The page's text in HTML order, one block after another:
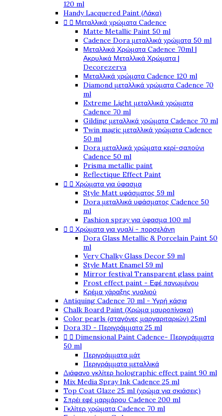
120 ml
Handy Lacquered Paint (Λάκα)
  Μεταλλικά χρώματα Cadence
Matte Metallic Paint 50 ml
Cadence Dora μεταλλικά χρώματα 50 ml
Μεταλλικά Χρώματα Cadence 70ml |
Ακρυλικά Μεταλλικά Χρώματα |
Decorezerva
Μεταλλικά χρώματα Cadence 120 ml
Diamond μεταλλικά χρώματα Cadence 70
ml
Extreme Light μεταλλικά χρώματα
Cadence 70 ml
Gilding μεταλλικά χρώματα Cadence 70 ml
Twin magic μεταλλικά χρώματα Cadence
50 ml
Dora μεταλλικά χρώματα κερί-σαπούνι
Cadence 50 ml
Prisma metallic paint
Reflectique Effect Paint
  Χρώματα για ύφασμα
Style Matt υφάσματος 59 ml
Dora μεταλλικά υφάσματος Cadence 50
ml
Fashion spray για ύφασμα 100 ml
  Χρώματα για γυαλί - πορσελάνη
Dora Glass Metallic & Porcelain Paint 50
ml
Very Chalky Glass Decor 59 ml
Style Matt Enamel 59 ml
Mirror festival Transparent glass paint
Frost effect paint - Εφέ παγωμένου
Κρέμα χάραξης γυαλιού
Antiquing Cadence 70 ml - Υγρή κάσια
Chalk Board Paint (Χρώμα μαυροπίνακα)
Color pearls (σταγόνες μαργαριταριών) 25ml
Dora 3D - Περιγράμματα 25 ml
  Dimensional Paint Cadence- Περιγράμματα
50 ml
Περιγράμματα μάτ
Περιγράμματα μεταλλικά
Διάφανο γκλίτερ holographic effect paint 90 ml
Mix Media Spray Ink Cadence 25 ml
Top Coat Glaze 25 ml (χρώμα για σκιάσεις)
Σπρέι εφέ μαρμάρου Cadence 200 ml
Γκλίτερ χρώματα Cadence 70 ml